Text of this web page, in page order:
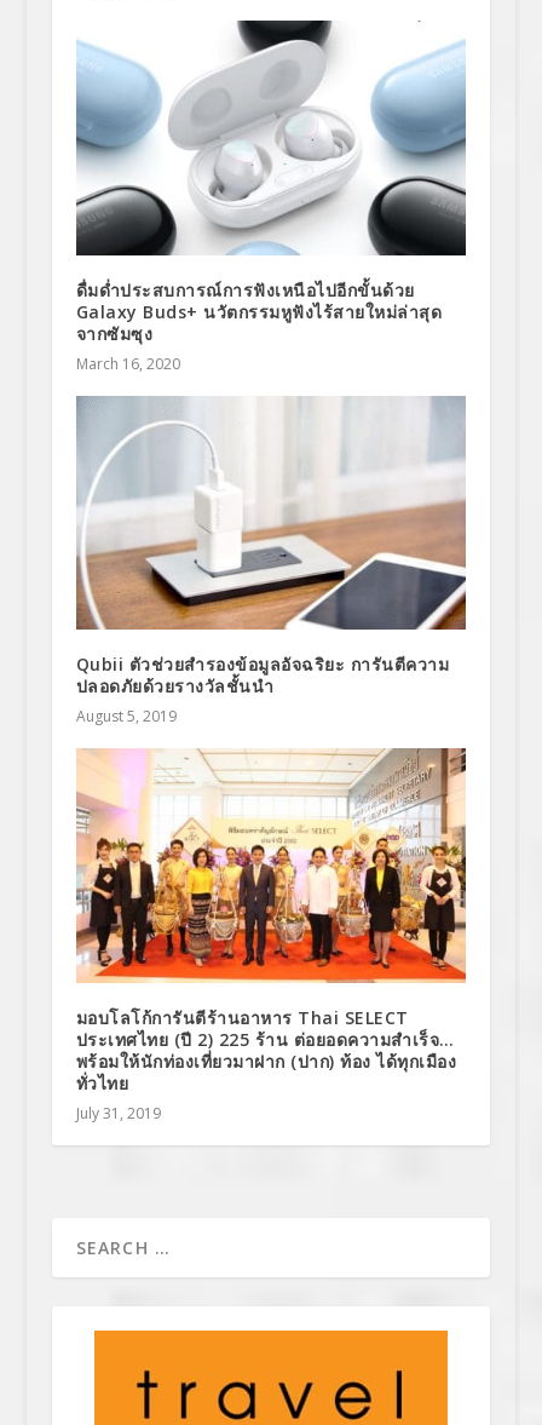
ดื่มด่ำประสบการณ์การฟังเหนือไปอีกขั้นด้วย
Galaxy Buds+ นวัตกรรมหูฟังไร้สายใหม่ล่าสุด
จากซัมซุง
March 16, 2020
Qubii ตัวช่วยสำรองข้อมูลอัจฉริยะ การันตีความ
ปลอดภัยด้วยรางวัลชั้นนำ
August 5, 2019
มอบโลโก้การันตีร้านอาหาร Thai SELECT
ประเทศไทย (ปี 2) 225 ร้าน ต่อยอดความสำเร็จ…
พร้อมให้นักท่องเที่ยวมาฝาก (ปาก) ท้อง ได้ทุกเมือง
ทั่วไทย
July 31, 2019